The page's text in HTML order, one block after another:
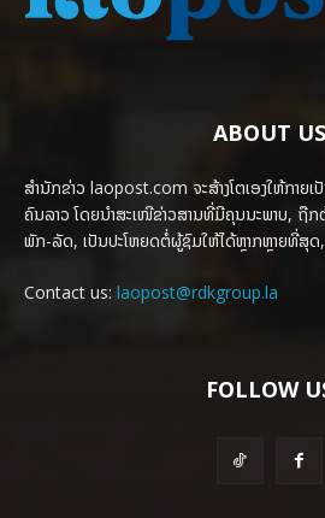
ABOUT US
ສຳນັກຂ່າວ laopost.com ຈະສ້າງໂຕເອງໃຫ້ກາຍ
ຄົນລາວ ໂດຍນຳສະເໜີຂ່າວສານທີ່ມີຄຸນນະພາບ, ຖືກ
ພັກ-ລັດ, ເປັນປະໂຫຍດຕໍ່ຜູ້ຊົມໃຫ້ໄດ້ຫຼາກຫຼາຍທີ່ສຸດ
Contact us: laopost@rdkgroup.la
FOLLOW